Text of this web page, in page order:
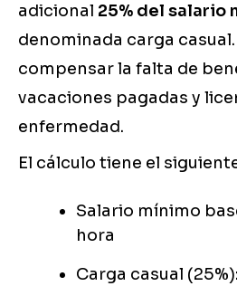
adicional 25% del salario
denominada carga
compensar la falta de
vacaciones pagadas y
enfermedad.
El cálculo tiene el
Salario mínimo
hora
Carga casual